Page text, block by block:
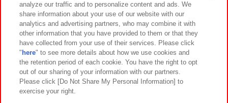
イベント・キャンペーン
関連会社 サステナビリティ サイトポリシー
プライバシーポリシー ウェブアクセシビリティ方針と検証結果
お取引先さまとともに
analyze our traffic and to personalize content and ads. We
share information about your use of our website with our
analytics and advertising partners, who may combine it with
other information that you have provided to them or that they
have collected from your use of their services. Please click
" here" to see more details about how we use cookies and
the retention period of each cookie. You have the right to opt
out of our sharing of your information with our partners.
Please click [Do Not Share My Personal Information] to
exercise your right.